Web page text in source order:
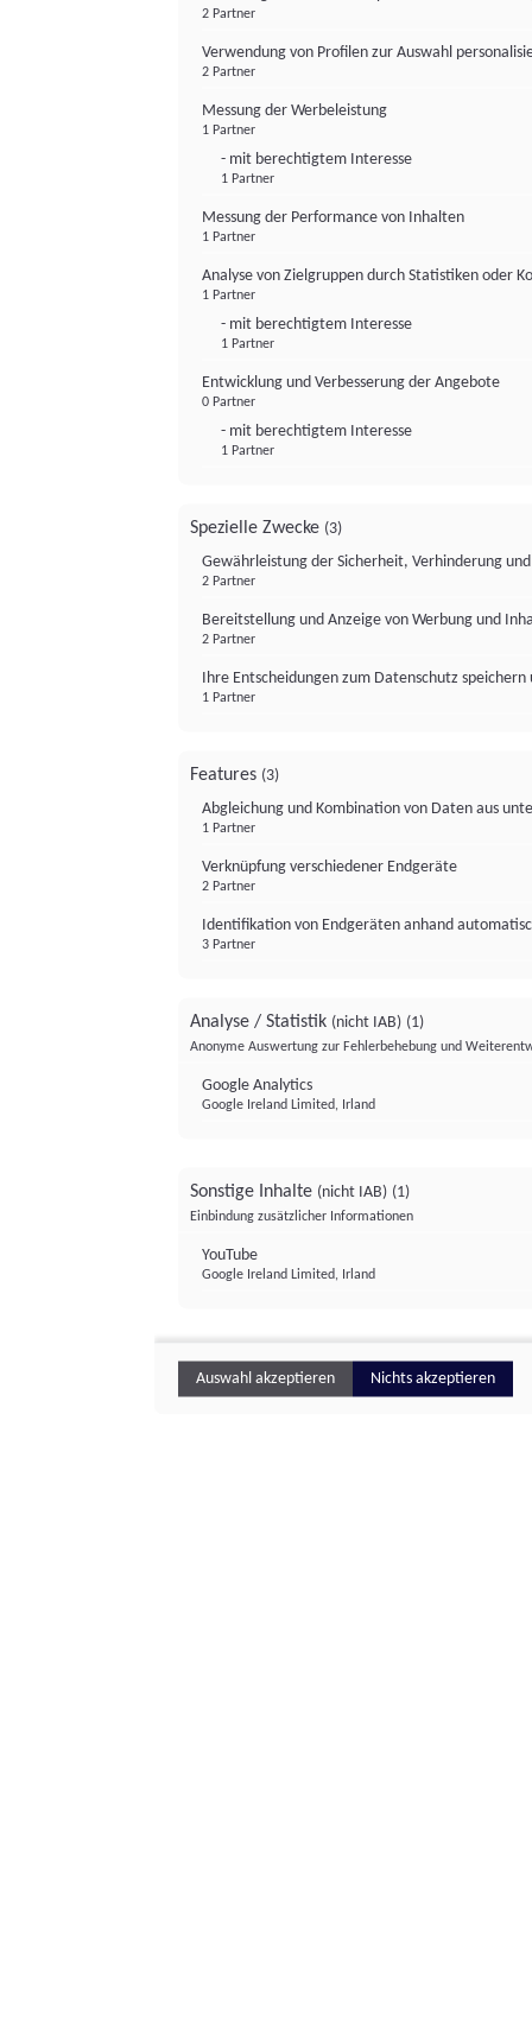
2 Partner
Verwendung von Profilen zur Auswahl
2 Partner
Messung der Werbeleistung
1 Partner
- mit berechtigtem Interesse
1 Partner
Messung der Performance von Inhalten
1 Partner
Analyse von Zielgruppen durch Statistiken oder
1 Partner
- mit berechtigtem Interesse
1 Partner
Entwicklung und Verbesserung der Angebote
0 Partner
- mit berechtigtem Interesse
1 Partner
Spezielle Zwecke (3)
Gewährleistung der Sicherheit, Verhinderung
2 Partner
Bereitstellung und Anzeige von Werbung und
2 Partner
Ihre Entscheidungen zum Datenschutz
1 Partner
Features (3)
Abgleichung und Kombination von Daten aus
1 Partner
Verknüpfung verschiedener Endgeräte
2 Partner
Identifikation von Endgeräten anhand
3 Partner
Analyse / Statistik (nicht IAB) (1)
Anonyme Auswertung zur Fehlerbehebung und
Google Analytics
Google Ireland Limited, Irland
Sonstige Inhalte (nicht IAB) (1)
Einbindung zusätzlicher Informationen
YouTube
Google Ireland Limited, Irland
Auswahl akzeptieren Nichts akzeptieren